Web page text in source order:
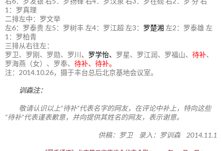
1：罗真理
二排左中：罗文举
左6：罗泰贵 左5：罗树丰 左4：罗江超 左3： 罗楚湘 左2：罗泰雄 左
1：罗柏青
三排从右往左：
罗卫、罗刚、罗勋、罗川 、 罗学怡、 罗星、罗江润、罗福山、 待补、
罗海燕（女）、罗奉、 待补、待补。
注：2014.10.26，摄于丰台总后北京基地会议室。
训森注：
敬请认识以上“待补”代表名字的网友，在评论中补上，特向这些
“待补”代表谨表歉意，并向提供其姓名的网友，表示谢意。
供稿：罗卫 录入：罗训森 2014.11.1